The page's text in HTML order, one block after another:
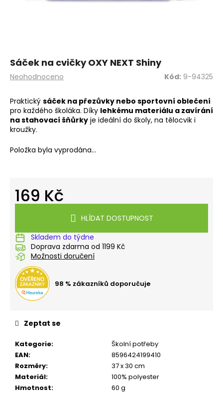
Průměrné
produktu
je
0,0
z
5
Neohodnoceno
Sáček na cvičky OXY NEXT Shiny
Kód: 9-94325
Praktický sáček na přezůvky nebo sportovní oblečení
pro každého školáka. Díky lehkému materiálu a zavírání
na stahovací šňůrky je ideální do školy, na tělocvik i
kroužky.
Položka byla vyprodána…
169 Kč
HLÍDAT DOSTUPNOST
Skladem do týdne
Doprava zdarma od 1199 Kč
Možnosti doručení
98 % zákazníků doporučuje
Kategorie:
Školní potřeby
EAN:
8596424199410
Rozměry:
37 x 30 cm
Materiál:
100% polyester
Hmotnost:
60 g
Zeptat se
?
HLEDAT
o
u
e
m
e
CLICK
ML
GRAFFITI
GIRL
299
Kč